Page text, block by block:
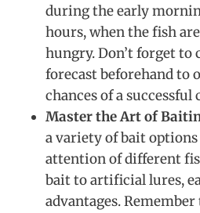
during the early
hours, when the fish
hungry. Don’t forget to
forecast beforehand to
chances of a successful
Master the Art of
a variety of bait
attention of different
bait to artificial lures,
advantages.